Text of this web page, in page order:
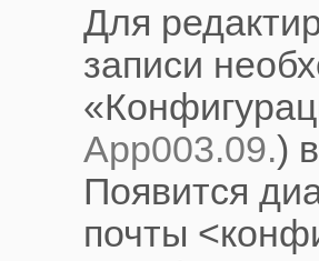
Для
записи
App003.09.)
Появится
почты